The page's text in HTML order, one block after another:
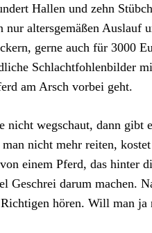
Hallen und zehn
altersgemäßen Auslauf
gerne auch für 3000
Schlachtfohlenbilder
am Arsch vorbei geht.
nicht wegschaut, dann gibt
nicht mehr reiten,
einem Pferd, das hinter
Geschrei darum machen.
hören. Will man ja